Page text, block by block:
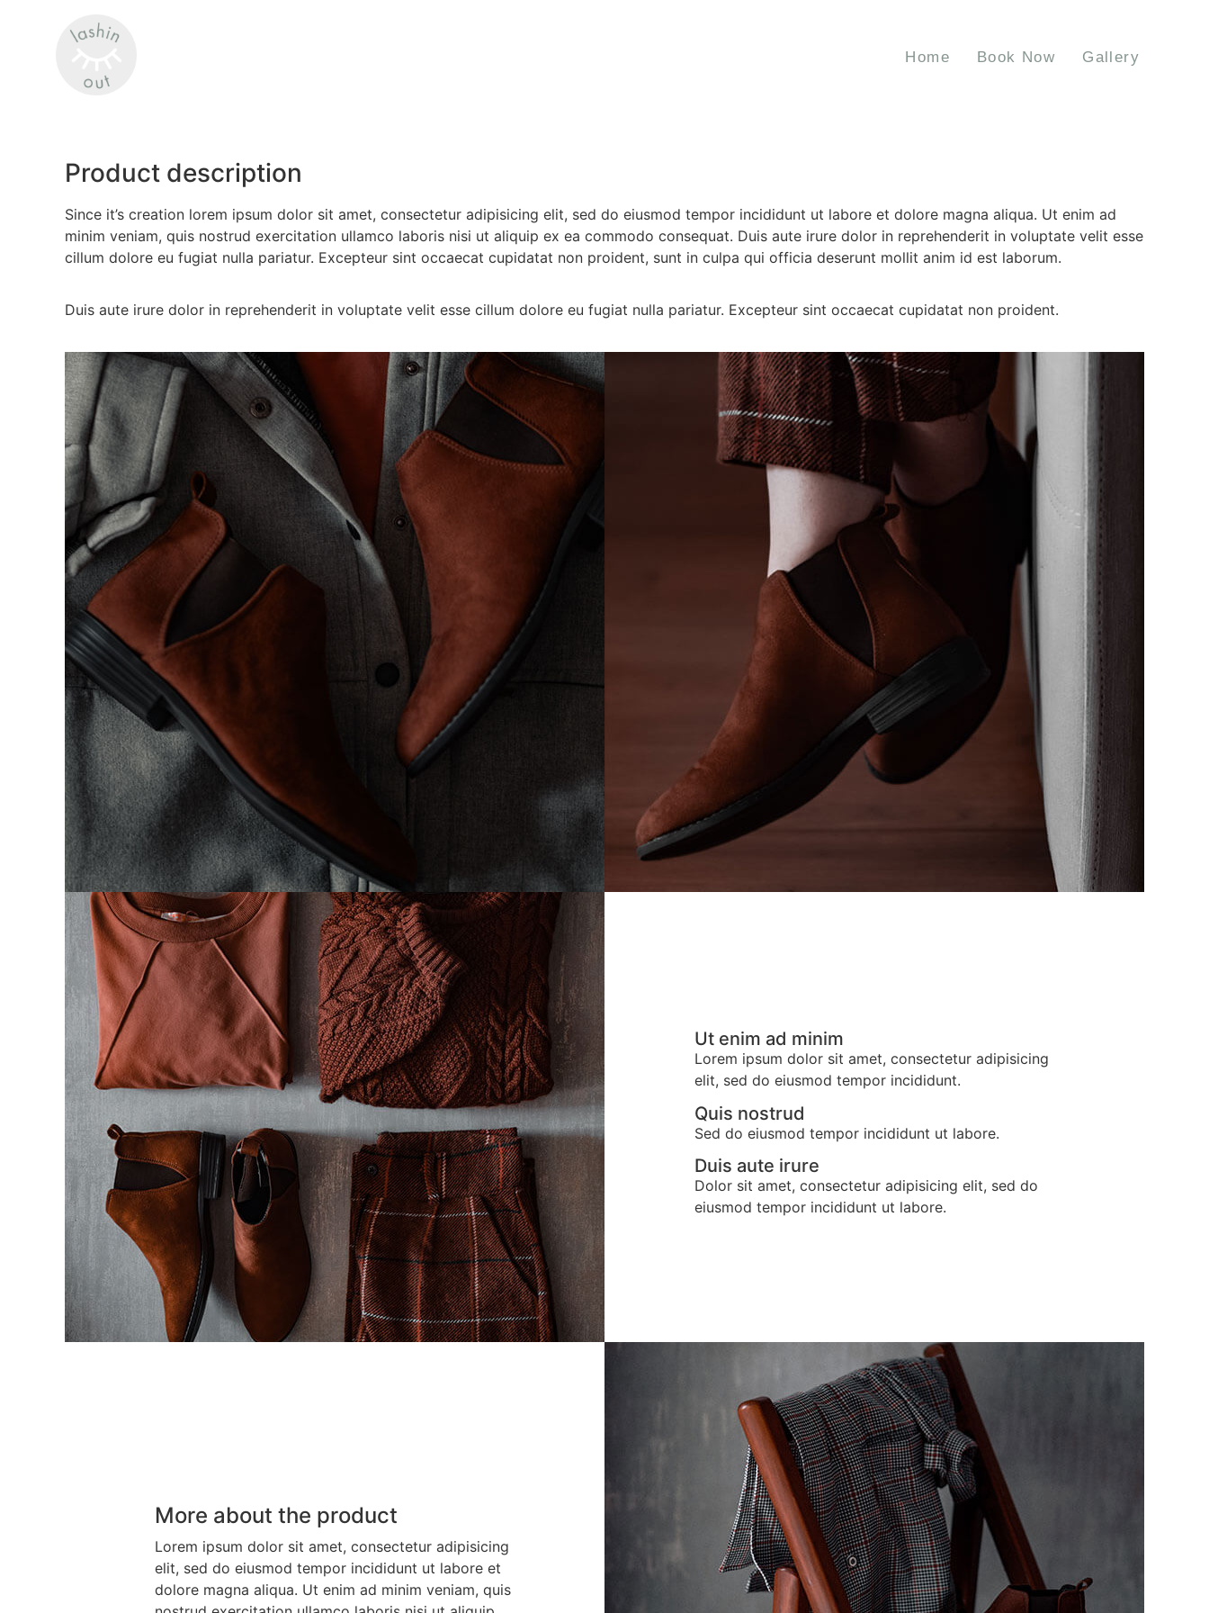
Home Book Now Gallery
Product description
Since it’s creation lorem ipsum dolor sit amet, consectetur adipisicing elit, sed do eiusmod tempor incididunt ut labore et dolore magna aliqua. Ut enim ad
minim veniam, quis nostrud exercitation ullamco laboris nisi ut aliquip ex ea commodo consequat. Duis aute irure dolor in reprehenderit in voluptate velit esse
cillum dolore eu fugiat nulla pariatur. Excepteur sint occaecat cupidatat non proident, sunt in culpa qui officia deserunt mollit anim id est laborum.
Duis aute irure dolor in reprehenderit in voluptate velit esse cillum dolore eu fugiat nulla pariatur. Excepteur sint occaecat cupidatat non proident.
Ut enim ad minim
Lorem ipsum dolor sit amet, consectetur adipisicing
elit, sed do eiusmod tempor incididunt.
Quis nostrud
Sed do eiusmod tempor incididunt ut labore.
Duis aute irure
Dolor sit amet, consectetur adipisicing elit, sed do
eiusmod tempor incididunt ut labore.
More about the product
Lorem ipsum dolor sit amet, consectetur adipisicing
elit, sed do eiusmod tempor incididunt ut labore et
dolore magna aliqua. Ut enim ad minim veniam, quis